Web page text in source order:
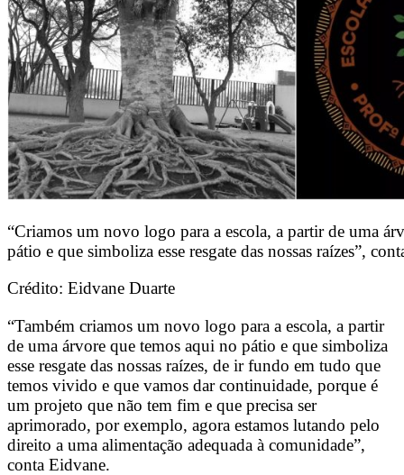
“Criamos um novo logo para a escola, a partir de uma
pátio e que simboliza esse resgate das nossas raízes”,
Crédito: Eidvane Duarte
“Também criamos um novo logo para a escola, a partir
de uma árvore que temos aqui no pátio e que simboliza
esse resgate das nossas raízes, de ir fundo em tudo que
temos vivido e que vamos dar continuidade, porque é
um projeto que não tem fim e que precisa ser
aprimorado, por exemplo, agora estamos lutando pelo
direito a uma alimentação adequada à comunidade”,
conta Eidvane.